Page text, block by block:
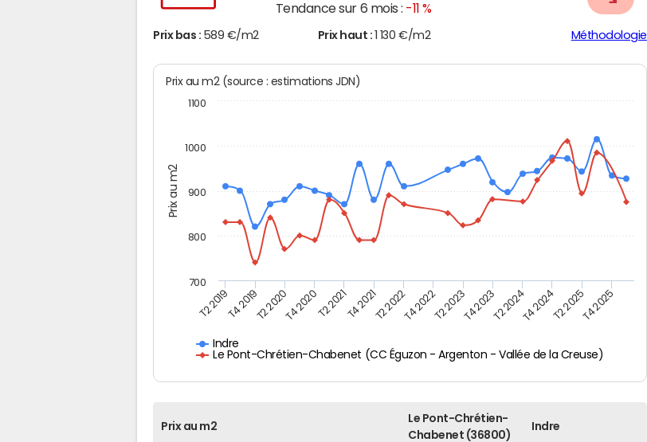
Tendance sur 6 mois : -11 %
Prix bas : 589 €/m2 Prix haut : 1 130 €/m2 Méthodologie
Prix au m2
Prix au m2 (source : estimations JDN)
Indre
Le Pont-Chrétien-Chabenet (CC Éguzon - Argenton - Vallée de la Creuse)
T2 2019T4 2019T2 2020T4 2020T2 2021T4 2021T2 2022T4 2022T2 2023T4 2023T2 2024T4 2024T2 2025T4 2025
700
800
900
1000
1100
Prix au m2
Le Pont-Chrétien-
Chabenet (36800)
Indre